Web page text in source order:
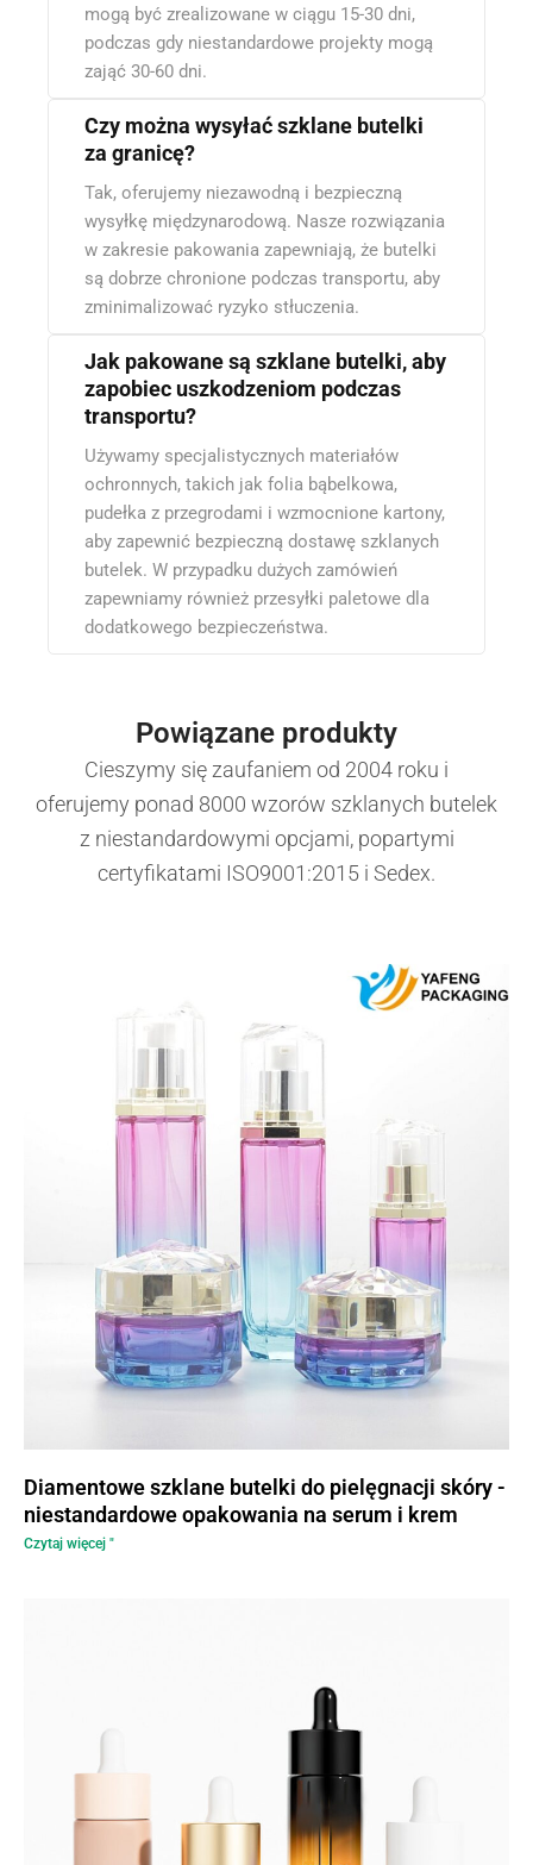
mogą być zrealizowane w ciągu 15-30 dni,
podczas gdy niestandardowe projekty mogą
zająć 30-60 dni.
Czy można wysyłać szklane butelki
za granicę?
Tak, oferujemy niezawodną i bezpieczną
wysyłkę międzynarodową. Nasze rozwiązania
w zakresie pakowania zapewniają, że butelki
są dobrze chronione podczas transportu, aby
zminimalizować ryzyko stłuczenia.
Jak pakowane są szklane butelki, aby
zapobiec uszkodzeniom podczas
transportu?
Używamy specjalistycznych materiałów
ochronnych, takich jak folia bąbelkowa,
pudełka z przegrodami i wzmocnione kartony,
aby zapewnić bezpieczną dostawę szklanych
butelek. W przypadku dużych zamówień
zapewniamy również przesyłki paletowe dla
dodatkowego bezpieczeństwa.
Powiązane produkty
Cieszymy się zaufaniem od 2004 roku i
oferujemy ponad 8000 wzorów szklanych butelek
z niestandardowymi opcjami, popartymi
certyfikatami ISO9001:2015 i Sedex.
Diamentowe szklane butelki do pielęgnacji skóry -
niestandardowe opakowania na serum i krem
Czytaj więcej "